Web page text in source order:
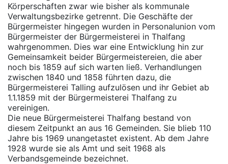
Körperschaften zwar wie bisher als kommunale
Verwaltungsbezirke getrennt. Die Geschäfte der
Bürgermeister hingegen wurden in Personalunion vom
Bürgermeister der Bürgermeisterei in Thalfang
wahrgenommen. Dies war eine Entwicklung hin zur
Gemeinsamkeit beider Bürgermeistereien, die aber
noch bis 1859 auf sich warten ließ. Verhandlungen
zwischen 1840 und 1858 führten dazu, die
Bürgermeisterei Talling aufzulösen und ihr Gebiet ab
1.1.1859 mit der Bürgermeisterei Thalfang zu
vereinigen.
Die neue Bürgermeisterei Thalfang bestand von
diesem Zeitpunkt an aus 16 Gemeinden. Sie blieb 110
Jahre bis 1969 unangetastet existent. Ab dem Jahre
1928 wurde sie als Amt und seit 1968 als
Verbandsgemeinde bezeichnet.